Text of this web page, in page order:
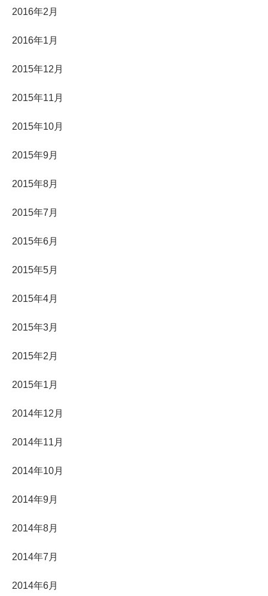
2016年2月
2016年1月
2015年12月
2015年11月
2015年10月
2015年9月
2015年8月
2015年7月
2015年6月
2015年5月
2015年4月
2015年3月
2015年2月
2015年1月
2014年12月
2014年11月
2014年10月
2014年9月
2014年8月
2014年7月
2014年6月